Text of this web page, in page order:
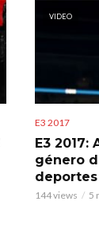
VIDEO
E3 2017
E3 2017:
género
deportes
144 views 5